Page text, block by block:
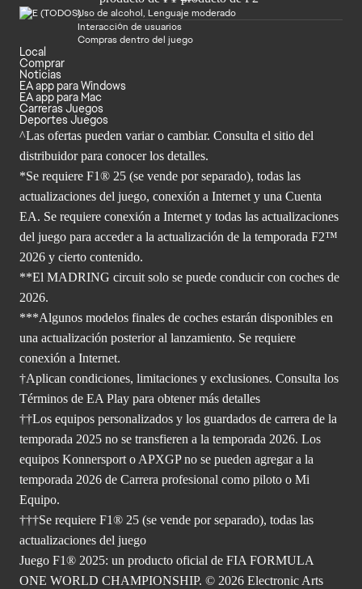
Uso de alcohol, Lenguaje moderado
Interacción de usuarios
Compras dentro del juego
Local
Comprar
Noticias
EA app para Windows
EA app para Mac
Carreras Juegos
Deportes Juegos
^Las ofertas pueden variar o cambiar. Consulta el sitio del
distribuidor para conocer los detalles.
*Se requiere F1® 25 (se vende por separado), todas las
actualizaciones del juego, conexión a Internet y una Cuenta
EA. Se requiere conexión a Internet y todas las actualizaciones
del juego para acceder a la actualización de la temporada F2™
2026 y cierto contenido.
**El MADRING circuit solo se puede conducir con coches de
2026.
***Algunos modelos finales de coches estarán disponibles en
una actualización posterior al lanzamiento. Se requiere
conexión a Internet.
†Aplican condiciones, limitaciones y exclusiones. Consulta los
Términos de EA Play para obtener más detalles
††Los equipos personalizados y los guardados de carrera de la
temporada 2025 no se transfieren a la temporada 2026. Los
equipos Konnersport o APXGP no se pueden agregar a la
temporada 2026 de Carrera profesional como piloto o Mi
Equipo.
†††Se requiere F1® 25 (se vende por separado), todas las
actualizaciones del juego
Juego F1® 2025: un producto oficial de FIA FORMULA
ONE WORLD CHAMPIONSHIP. © 2026 Electronic Arts